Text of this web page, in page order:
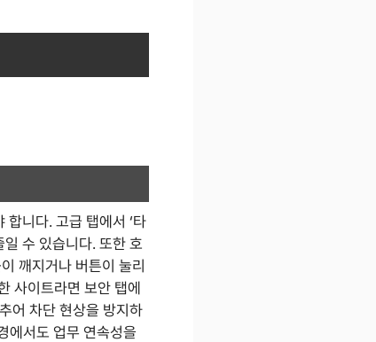
합니다. 고급 탭에서 ‘타
수 있습니다. 또한 호
깨지거나 버튼이 눌리
사이트라면 보안 탭에
어 차단 현상을 방지하
에서도 업무 연속성을